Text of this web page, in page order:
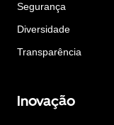
Segurança
Diversidade
Transparência
Inovação